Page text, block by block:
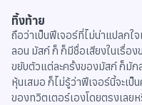
ทิ้งท้าย
ถือว่าเป็นฟีเจอร์ที่ไม่น่าแปลกใ
ลอน มัสก์ ก็ ก็มีชื่อเสียงในเรื่อ
ขยับตัวแต่ละครั้งของมัสก์ ก็มัก
หุ้นเสมอ ก็ไม่รู้ว่าฟีเจอร์นี้จะเ
ของทวิตเตอร์เองโดยตรงเลย